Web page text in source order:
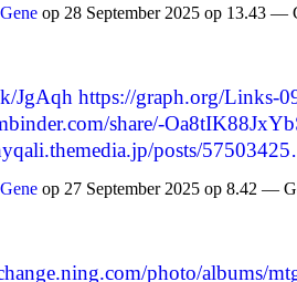
Gene op 28 September 2025 op 13.43 —
JgAqh https://graph.org/Links-
share/-
posts/
Gene op 27 September 2025 op 8.42 —
photo/albums/